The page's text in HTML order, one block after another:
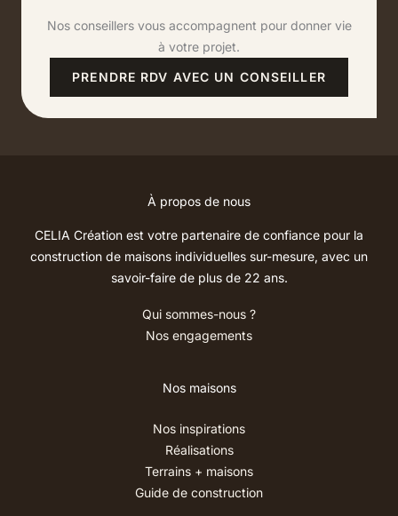
Nos conseillers vous accompagnent pour donner vie
à votre projet.
PRENDRE RDV AVEC UN CONSEILLER
À propos de nous
CELIA Création est votre partenaire de confiance pour la
construction de maisons individuelles sur-mesure, avec un
savoir-faire de plus de 22 ans.
Qui sommes-nous ?
Nos engagements
Nos maisons
Nos inspirations
Réalisations
Terrains + maisons
Guide de construction